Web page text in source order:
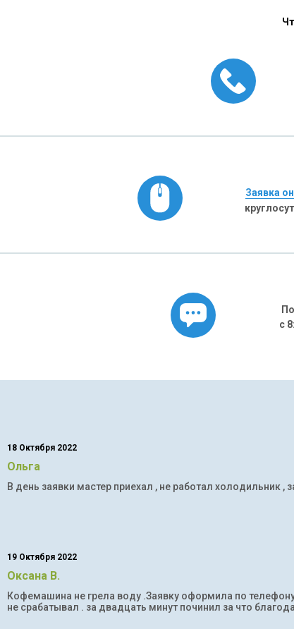
Заявка
с
18 Октября 2022
Ольга
В день заявки мастер приехал , не работал холодильник ,
19 Октября 2022
Оксана В.
Кофемашина не грела воду .Заявку оформила по
не срабатывал . за двадцать минут починил за что